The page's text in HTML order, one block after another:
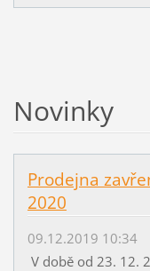
Novinky
Prodejna
2020
09.12.2019 10:34
V době od 23. 12.